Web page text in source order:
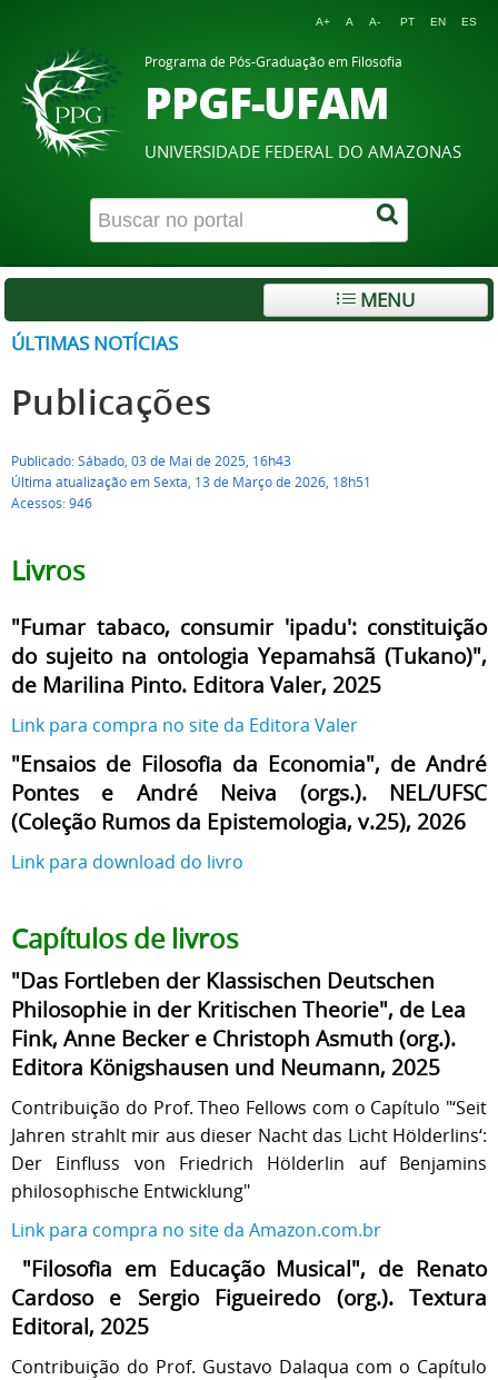
A+ A A- PT EN ES
Programa de Pós-Graduação em Filosofia
PPGF-UFAM
UNIVERSIDADE FEDERAL DO AMAZONAS
MENU
ÚLTIMAS NOTÍCIAS
Publicações
Publicado: Sábado, 03 de Mai de 2025, 16h43
Última atualização em Sexta, 13 de Março de 2026, 18h51
Acessos: 946
Livros
"Fumar tabaco, consumir 'ipadu': constituição
do sujeito na ontologia Yepamahsã (Tukano)",
de Marilina Pinto. Editora Valer, 2025
Link para compra no site da Editora Valer
"Ensaios de Filosofia da Economia", de André
Pontes e André Neiva (orgs.). NEL/UFSC
(Coleção Rumos da Epistemologia, v.25), 2026
Link para download do livro
Capítulos de livros
"Das Fortleben der Klassischen Deutschen
Philosophie in der Kritischen Theorie", de Lea
Fink, Anne Becker e Christoph Asmuth (org.).
Editora Königshausen und Neumann, 2025
Contribuição do Prof. Theo Fellows com o Capítulo "‘Seit
Jahren strahlt mir aus dieser Nacht das Licht Hölderlins‘:
Der Einfluss von Friedrich Hölderlin auf Benjamins
philosophische Entwicklung"
Link para compra no site da Amazon.com.br
"Filosofia em Educação Musical", de Renato
Cardoso e Sergio Figueiredo (org.). Textura
Editoral, 2025
Contribuição do Prof. Gustavo Dalaqua com o Capítulo